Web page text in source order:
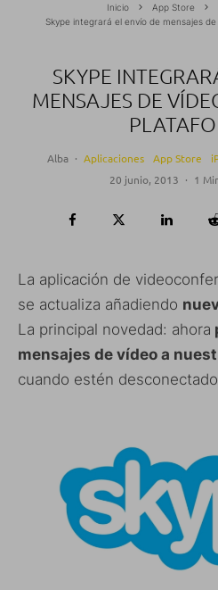
Inicio App Store
Skype integrará el envío de mensajes
SKYPE
MENSAJES DE
Alba · Aplicaciones App Store
20 junio, 2013 · 1
La aplicación de
se actualiza añadiendo
La principal novedad: ahora
mensajes de vídeo a
cuando estén